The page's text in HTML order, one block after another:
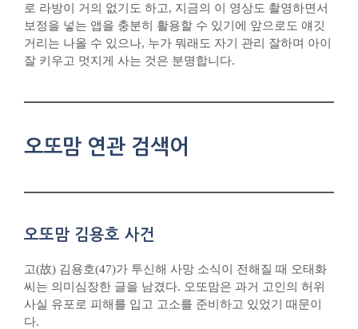
로 라방이 거의 없기도 하고, 지금의 이 영상도 촬영하면서
보정을 넣는 앱을 충분히 활용할 수 있기에 앞으로도 얘깃
거리는 나올 수 있으나, 누가 뭐래도 자기 관리 잘하며 아이
잘 키우고 멋지게 사는 것은 분명합니다.
오또맘 연관 검색어
오또맘 김용호 사건
고(故) 김용호(47)가 투신해 사망 소식이 전해질 때 오태화
씨는 의미심장한 글을 남겼다. 오또맘은 과거 고인의 허위
사실 유포로 피해를 입고 고소를 준비하고 있었기 때문이
다.